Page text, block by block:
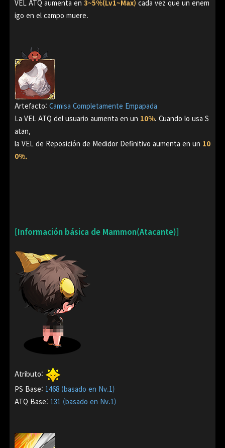
VEL ATQ aumenta en 3~5%(Lv1~Max) cada vez que un enem
igo en el campo muere.
Artefacto: Camisa Completamente Empapada
La VEL ATQ del usuario aumenta en un 10%. Cuando lo usa S
atan,
la VEL de Reposición de Medidor Definitivo aumenta en un 10
0%.
[Información básica de Mammon(Atacante)]
Atributo:
PS Base: 1468 (basado en Nv.1)
ATQ Base: 131 (basado en Nv.1)